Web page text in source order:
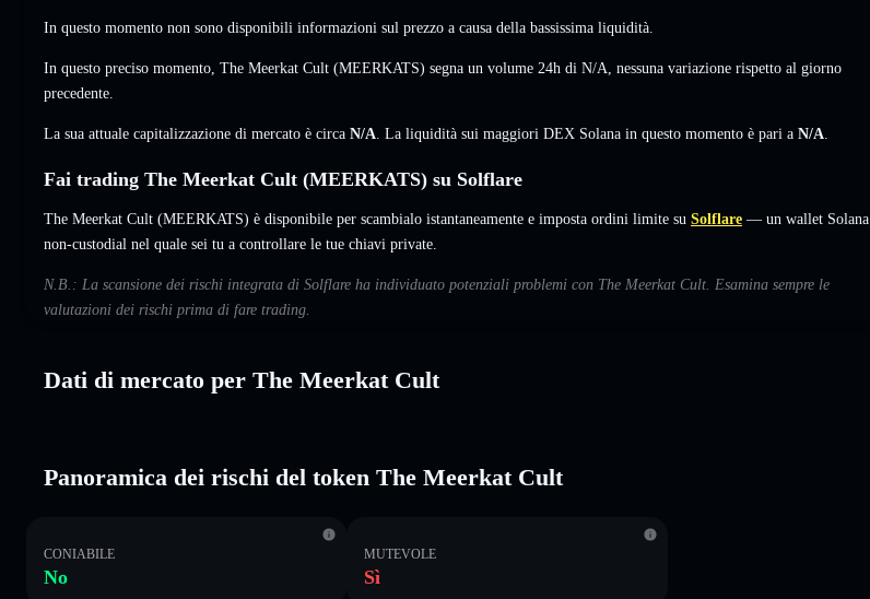
In questo momento non sono disponibili informazioni sul prezzo a causa della bassissima liquidità.
In questo preciso momento, The Meerkat Cult (MEERKATS) segna un volume 24h di N/A nessuna variazione rispetto al giorno
precedente.
La sua attuale capitalizzazione di mercato è circa N/A . La liquidità sui maggiori DEX Solana in questo momento è pari a N/A
Fai trading The Meerkat Cult (MEERKATS) su Solflare
The Meerkat Cult (MEERKATS) è disponibile per scambialo istantaneamente e imposta ordini limite su Solflare — un wallet Solana
non-custodial nel quale sei tu a controllare le tue chiavi private.
N.B.: La scansione dei rischi integrata di Solflare ha individuato potenziali problemi con The Meerkat Cult. Esamina sempre le
valutazioni dei rischi prima di fare trading.
Dati di mercato per The Meerkat Cult
Panoramica dei rischi del token The Meerkat Cult
CONIABILE
No
MUTEVOLE
Sì